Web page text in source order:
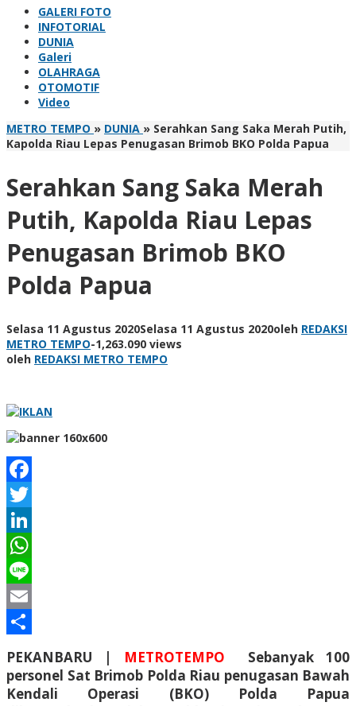
GALERI FOTO
INFOTORIAL
DUNIA
Galeri
OLAHRAGA
OTOMOTIF
Video
METRO TEMPO » DUNIA » Serahkan Sang Saka Merah Putih,
Kapolda Riau Lepas Penugasan Brimob BKO Polda Papua
Serahkan Sang Saka Merah
Putih, Kapolda Riau Lepas
Penugasan Brimob BKO
Polda Papua
Selasa 11 Agustus 2020Selasa 11 Agustus 2020oleh REDAKSI
METRO TEMPO-1,263.090 views
oleh REDAKSI METRO TEMPO
Facebook
Twitter
LinkedIn
WhatsApp
Line
Email
PEKANBARU | METROTEMPO
Sebanyak 100
personel Sat Brimob Polda Riau penugasan Bawah
Kendali Operasi (BKO) Polda Papua